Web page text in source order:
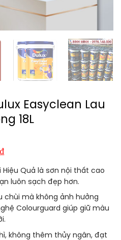
Easyclean Lau
18L
₫
Hiệu Quả là sơn nội thất cao
luôn sạch đẹp hơn.
chùi mà không ảnh hưởng
Colourguard giúp giữ màu
không thêm thủy ngân, đạt